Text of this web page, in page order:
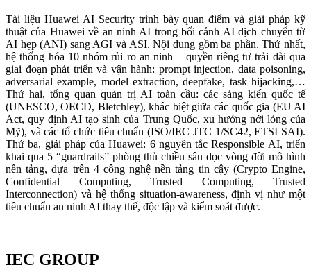
Tài liệu Huawei AI Security trình bày quan điểm và giải pháp kỹ
thuật của Huawei về an ninh AI trong bối cảnh AI dịch chuyển từ
AI hẹp (ANI) sang AGI và ASI. Nội dung gồm ba phần. Thứ nhất,
hệ thống hóa 10 nhóm rủi ro an ninh – quyền riêng tư trải dài qua
giai đoạn phát triển và vận hành: prompt injection, data poisoning,
adversarial example, model extraction, deepfake, task hijacking,…
Thứ hai, tổng quan quản trị AI toàn cầu: các sáng kiến quốc tế
(UNESCO, OECD, Bletchley), khác biệt giữa các quốc gia (EU AI
Act, quy định AI tạo sinh của Trung Quốc, xu hướng nới lỏng của
Mỹ), và các tổ chức tiêu chuẩn (ISO/IEC JTC 1/SC42, ETSI SAI).
Thứ ba, giải pháp của Huawei: 6 nguyên tắc Responsible AI, triển
khai qua 5 “guardrails” phòng thủ chiều sâu dọc vòng đời mô hình
nền tảng, dựa trên 4 công nghệ nền tảng tin cậy (Crypto Engine,
Confidential Computing, Trusted Computing, Trusted
Interconnection) và hệ thống situation-awareness, định vị như một
tiêu chuẩn an ninh AI thay thế, độc lập và kiểm soát được.
IEC GROUP